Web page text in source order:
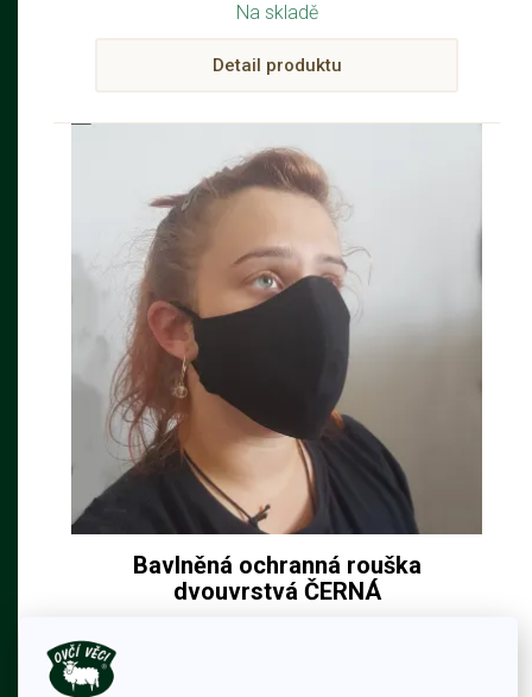
Na skladě
Detail produktu
Bavlněná ochranná rouška
dvouvrstvá ČERNÁ